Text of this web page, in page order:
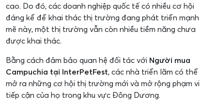
cao. Do đó, các doanh nghiệp quốc tế có nhiều cơ hội
đáng kể để khai thác thị trường đang phát triển mạnh
mẽ này, một thị trường vẫn còn nhiều tiềm năng chưa
được khai thác.
Bằng cách đảm bảo quan hệ đối tác với Người mua
Campuchia tại InterPetFest, các nhà triển lãm có thể
mở ra những cơ hội thị trường mới và mở rộng phạm vi
tiếp cận của họ trong khu vực Đông Dương.